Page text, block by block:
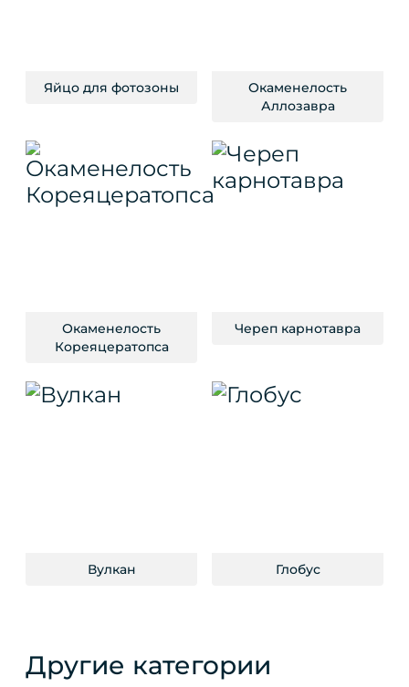
Яйцо для фотозоны
Окаменелость
Аллозавра
Окаменелость
Кореяцератопса
Череп карнотавра
Вулкан Глобус
Другие категории